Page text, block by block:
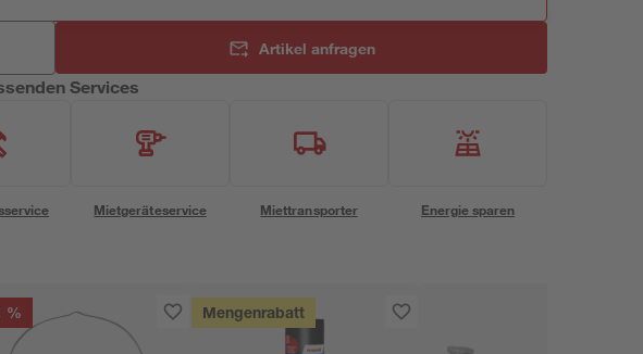
Artikel anfragen
Services
Mietgeräteservice Miettransporter Energie sparen
% Mengenrabatt